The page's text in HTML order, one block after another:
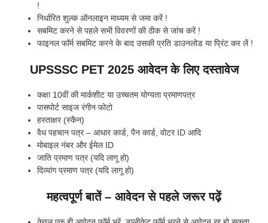
!
निर्धारित शुल्क ऑनलाइन माध्यम से जमा करें !
सबमिट करने से पहले सभी विवरणों की ठीक से जांच करें !
फाइनल फॉर्म सबमिट करने के बाद उसकी प्रति डाउनलोड या प्रिंट कर लें !
UPSSSC PET 2025 आवेदन के लिए दस्तावेज
कक्षा 10वीं की मार्कशीट या उच्चतम योग्यता प्रमाणपत्र
पासपोर्ट साइज रंगीन फोटो
हस्ताक्षर (स्कैन)
वैध पहचान पत्र – आधार कार्ड, पैन कार्ड, वोटर ID आदि
मोबाइल नंबर और ईमेल ID
जाति प्रमाण पत्र (यदि लागू हो)
दिव्यांग प्रमाण पत्र (यदि लागू हो)
महत्वपूर्ण बातें – आवेदन से पहले जरूर पढ़ें